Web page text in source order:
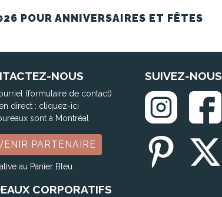
POUR ANNIVERSAIRES ET FÊTES
NOUS
(formulaire de contact)
direct : cliquez-ici
sont à Montréal
PARTENAIRE
au Panier Bleu
CORPORATIFS
SUIVEZ-NOUS